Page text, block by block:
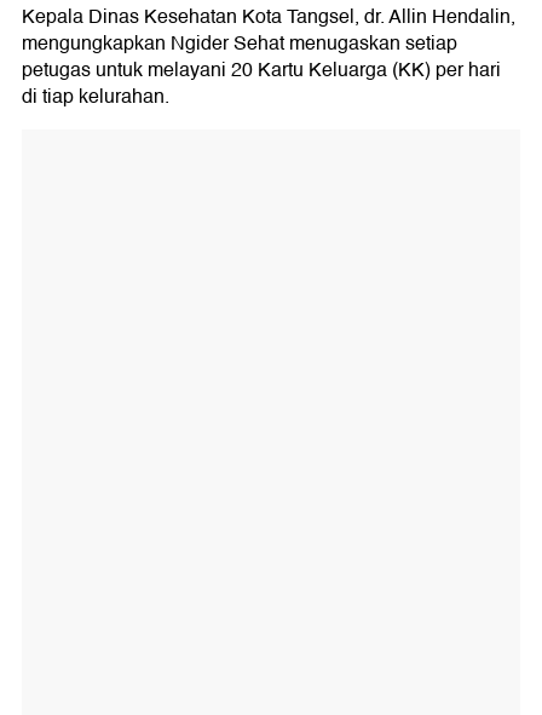
Kepala Dinas Kesehatan Kota Tangsel, dr. Allin Hendalin,
mengungkapkan Ngider Sehat menugaskan setiap
petugas untuk melayani 20 Kartu Keluarga (KK) per hari
di tiap kelurahan.